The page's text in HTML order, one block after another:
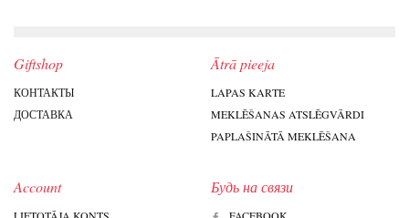
Giftshop
КОНТАКТЫ
ДОСТАВКА
Ātrā pieeja
LAPAS KARTE
MEKLĒŠANAS ATSLĒGVĀRDI
PAPLAŠINĀTĀ MEKLĒŠANA
Account Будь на связи